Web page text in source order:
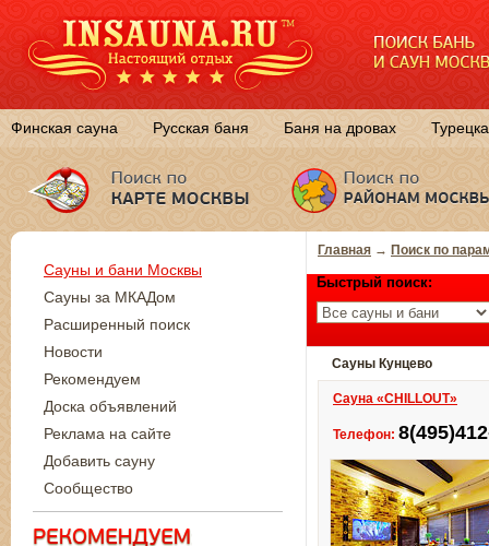
Финская сауна Русская баня Баня на дровах
Главная → Поиск по
Быстрый поиск:
Сауны Кунцево
Сауна «CHILLOUT»
Телефон:
Сауны и бани Москвы
Сауны за МКАДом
Расширенный поиск
Новости
Рекомендуем
Доска объявлений
Реклама на сайте
Добавить сауну
Сообщество